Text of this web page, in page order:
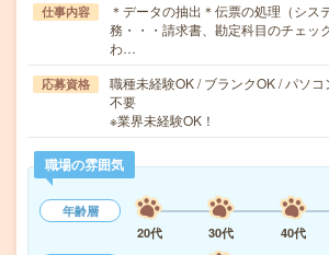
仕事内容
＊データの抽出＊伝票の処理（シス
務・・・請求書、勘定科目のチェッ
わ…
応募資格
職種未経験OK / ブランクOK / パソ
不要
※業界未経験OK！
職場の雰囲気
年齢層
20代
30代 40代